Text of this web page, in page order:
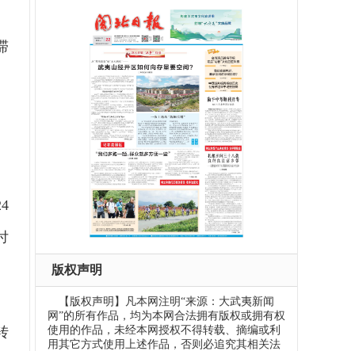
版权声明
【版权声明】凡本网注明“来源：大武夷新闻
网”的所有作品，均为本网合法拥有版权或拥有权
使用的作品，未经本网授权不得转载、摘编或利
用其它方式使用上述作品，否则必追究其相关法